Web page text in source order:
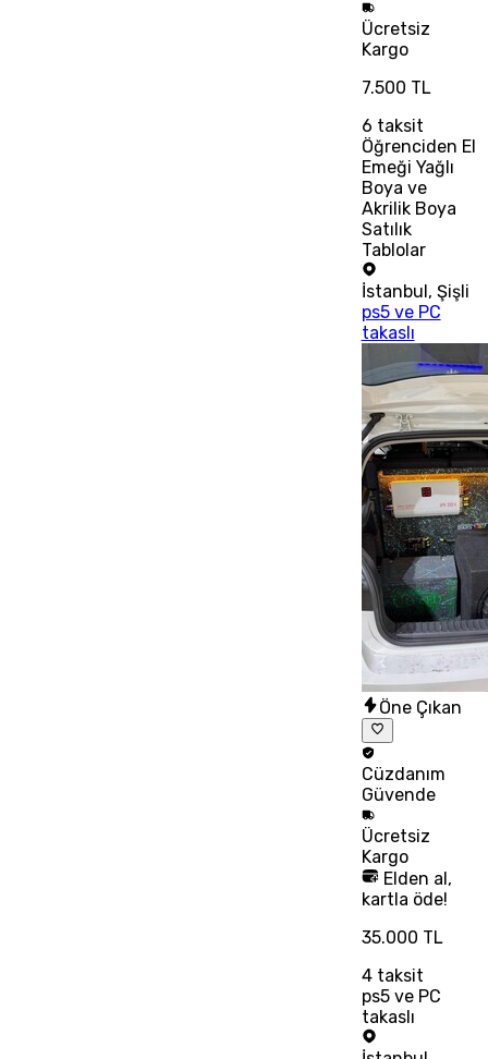
Ücretsiz
Kargo
7.500 TL
6 taksit
Öğrenciden El
Emeği Yağlı
Boya ve
Akrilik Boya
Satılık
Tablolar
İstanbul , Şişli
ps5 ve PC
takaslı
Öne Çıkan
Cüzdanım
Güvende
Ücretsiz
Kargo
Elden al,
kartla öde!
35.000 TL
4taksit
ps5 ve PC
takaslı